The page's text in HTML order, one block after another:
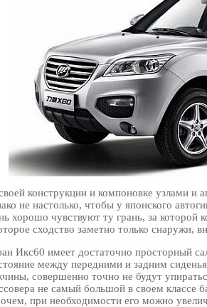
конструкции и компоновке узлами и
не настолько, чтобы у японского
хорошо чувствуют ту грань, за которой
сходство заметно только снаружи,
Икс60 имеет достаточно просторный
между передними и задним
совершенно точно не будут
не самый большой в своем классе
при необходимости его можно